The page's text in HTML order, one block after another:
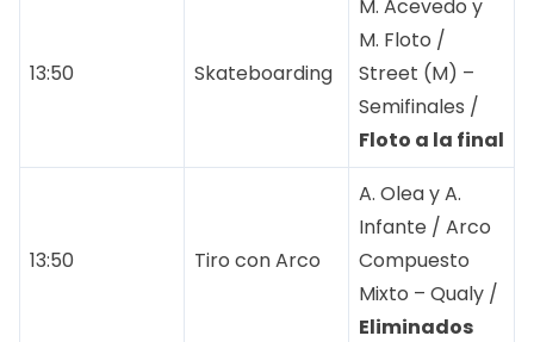
13:50 Skateboarding
M. Acevedo y
M. Floto /
Street (M) –
Semifinales /
Floto a la final
13:50 Tiro con Arco
A. Olea y A.
Infante / Arco
Compuesto
Mixto – Qualy /
Eliminados